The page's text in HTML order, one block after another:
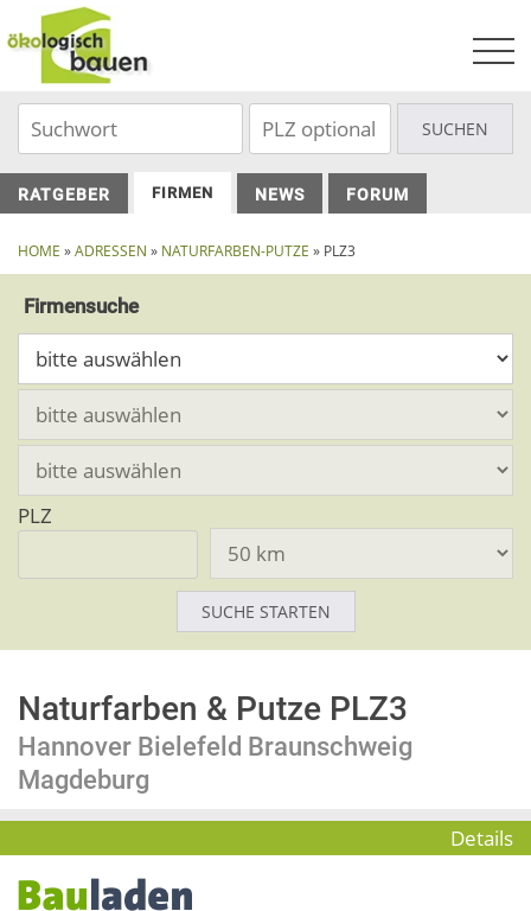
to
content
RATGEBER FIRMEN NEWS FORUM
HOME »ADRESSEN » NATURFARBEN-PUTZE » PLZ3
Firmensuche
PLZ
Naturfarben & Putze PLZ3
Hannover Bielefeld Braunschweig
Magdeburg
Details